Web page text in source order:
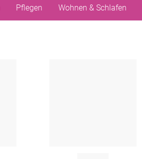
Pflegen Wohnen & Schlafen